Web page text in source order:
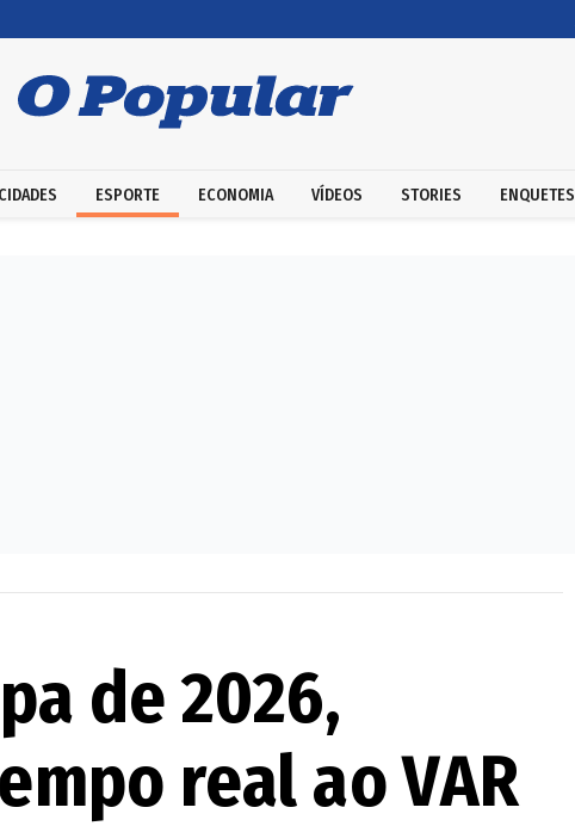
CIDADES ESPORTE ECONOMIA VÍDEOS STORIES ENQUETES
de 2026,
real ao VAR